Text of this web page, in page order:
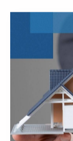
控除活用のた
3000万円特別
必要書類を提出
は、相続関係
動産の登記事
が挙げられます
手続きの流れと